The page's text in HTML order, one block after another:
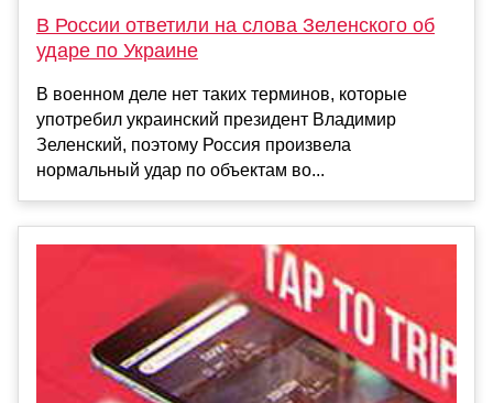
В России ответили на слова Зеленского об
ударе по Украине
В военном деле нет таких терминов, которые
употребил украинский президент Владимир
Зеленский, поэтому Россия произвела
нормальный удар по объектам во...